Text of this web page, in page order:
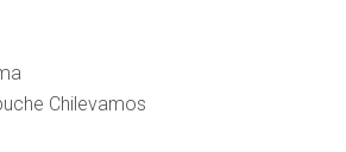
Chilevamos